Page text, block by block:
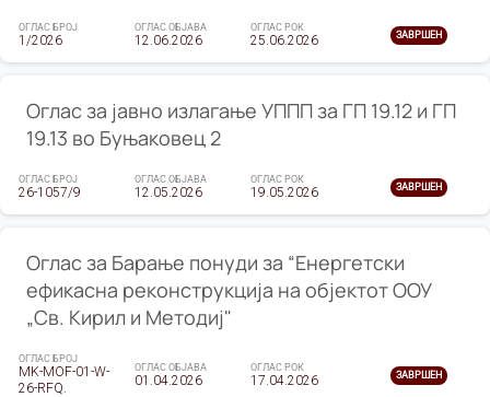
ОГЛАС БРОЈ
1/2026
ОГЛАС ОБЈАВА
12.06.2026
ОГЛАС РОК
25.06.2026 ЗАВРШЕН
Оглас за јавно излагање УППП за ГП 19.12 и ГП
19.13 во Буњаковец 2
ОГЛАС БРОЈ
26-1057/9
ОГЛАС ОБЈАВА
12.05.2026
ОГЛАС РОК
19.05.2026 ЗАВРШЕН
Оглас за Барање понуди за “Енергетски
ефикасна реконструкција на објектот ООУ
„Св. Кирил и Методиј"
ОГЛАС БРОЈ
MK-MOF-01-W-
26-RFQ.
ОГЛАС ОБЈАВА
01.04.2026
ОГЛАС РОК
17.04.2026 ЗАВРШЕН